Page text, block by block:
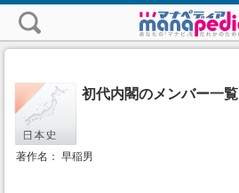
初代内閣のメンバー一覧
著作名： 早稲男